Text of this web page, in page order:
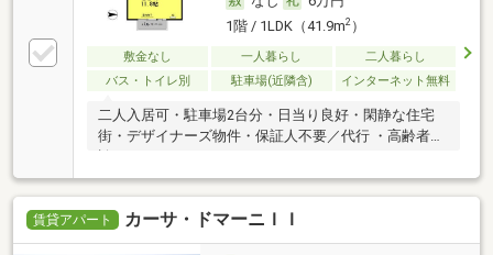
1階 / 1LDK（41.9m2）
敷金なし 一人暮らし
二人暮らし
バス・トイレ別
駐車場(近隣含) インターネット無料
二人入居可・駐車場2台分・日当り良好・閑静な住宅
街・デザイナーズ物件・保証人不要／代行 ・高齢者相
賃貸アパート カーサ・ドマーニＩＩ